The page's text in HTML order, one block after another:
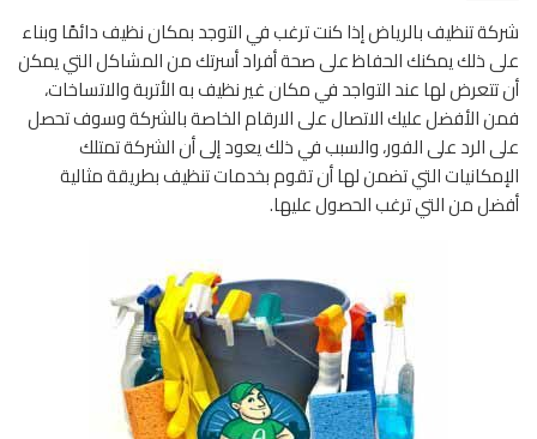
شركة تنظيف بالرياض إذا كنت ترغب في التوجد بمكان نظيف دائمًا وبناء
على ذلك يمكنك الحفاظ على صحة أفراد أسرتك من المشاكل التي يمكن
أن تتعرض لها عند التواجد في مكان غير نظيف به الأتربة والاتساخات،
فمن الأفضل عليك الاتصال على الارقام الخاصة بالشركة وسوف تحصل
على الرد على الفور، والسبب في ذلك يعود إلى أن الشركة تمتلك
الإمكانيات التي تضمن لها أن تقوم بخدمات تنظيف بطريقة مثالية
أفضل من التي ترغب الحصول عليها.